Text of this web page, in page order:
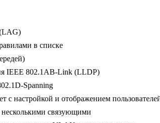
в списке
IEEE 802.1AB-Link (LLDP)
Spanning
с настройкой и отображением
связующими